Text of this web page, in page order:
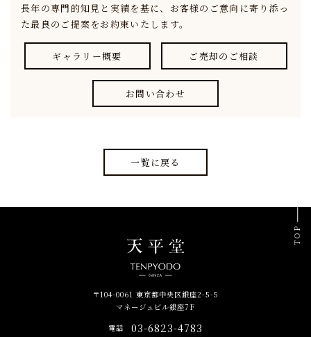
長年の専門的知見と実績を基に、 お客様のご意向に寄り添っ
た最良のご提案をお約束いたします。
ギャラリー概要 ご売却のご相談
お問い合わせ
一覧に戻る
〒104-0061 東京都中央区銀座2-5-5
マネージュビル銀座7F
電話
03-6823-4783
TOP